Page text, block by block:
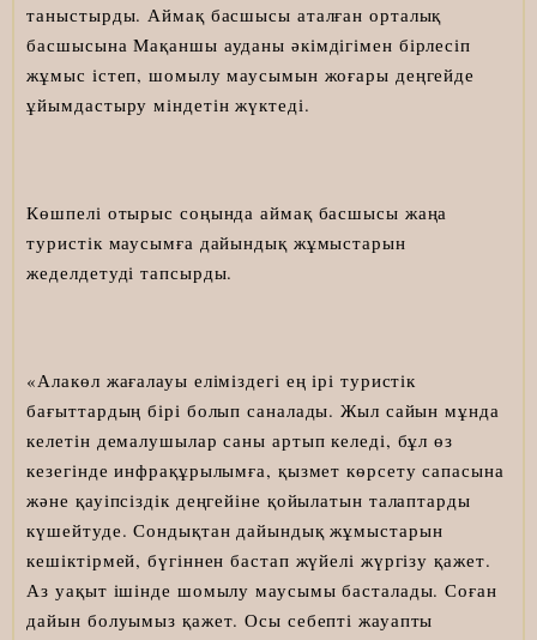
таныстырды. Аймақ басшысы аталған орталық
басшысына Мақаншы ауданы әкімдігімен бірлесіп
жұмыс істеп, шомылу маусымын жоғары деңгейде
ұйымдастыру міндетін жүктеді.
Көшпелі отырыс соңында аймақ басшысы жаңа
туристік маусымға дайындық жұмыстарын
жеделдетуді тапсырды.
«Алакөл жағалауы еліміздегі ең ірі туристік
бағыттардың бірі болып саналады. Жыл сайын мұнда
келетін демалушылар саны артып келеді, бұл өз
кезегінде инфрақұрылымға, қызмет көрсету сапасына
және қауіпсіздік деңгейіне қойылатын талаптарды
күшейтуде. Сондықтан дайындық жұмыстарын
кешіктірмей, бүгіннен бастап жүйелі жүргізу қажет.
Аз уақыт ішінде шомылу маусымы басталады. Соған
дайын болуымыз қажет. Осы себепті жауапты